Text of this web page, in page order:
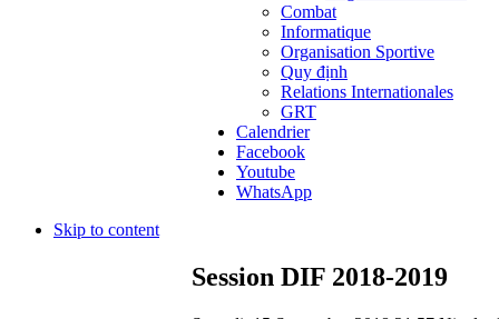
Combat
Informatique
Organisation Sportive
Quy định
Relations Internationales
GRT
Calendrier
Facebook
Youtube
WhatsApp
Skip to content
Session DIF 2018-2019